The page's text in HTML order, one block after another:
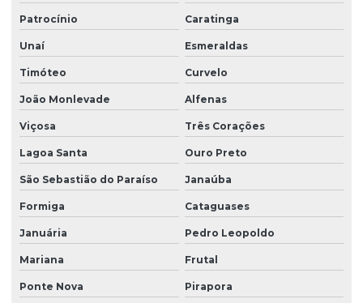
Patrocínio Caratinga
Unaí Esmeraldas
Timóteo Curvelo
João Monlevade Alfenas
Viçosa Três Corações
Lagoa Santa Ouro Preto
São Sebastião do Paraíso Janaúba
Formiga Cataguases
Januária Pedro Leopoldo
Mariana Frutal
Ponte Nova Pirapora